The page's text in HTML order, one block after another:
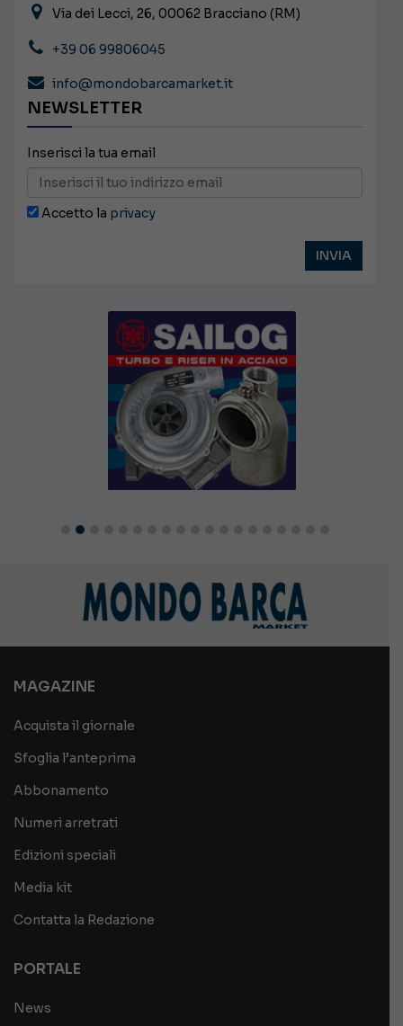
Via dei Lecci, 26, 00062 Bracciano (RM)
+39 06 99806045
info@mondobarcamarket.it
NEWSLETTER
Inserisci la tua email
Accetto la privacy
MAGAZINE
Acquista il giornale
Sfoglia l’anteprima
Abbonamento
Numeri arretrati
Edizioni speciali
Media kit
Contatta la Redazione
PORTALE
News